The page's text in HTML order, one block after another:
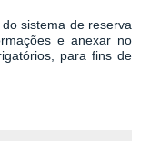
sistema de reserva
e anexar no
para fins de